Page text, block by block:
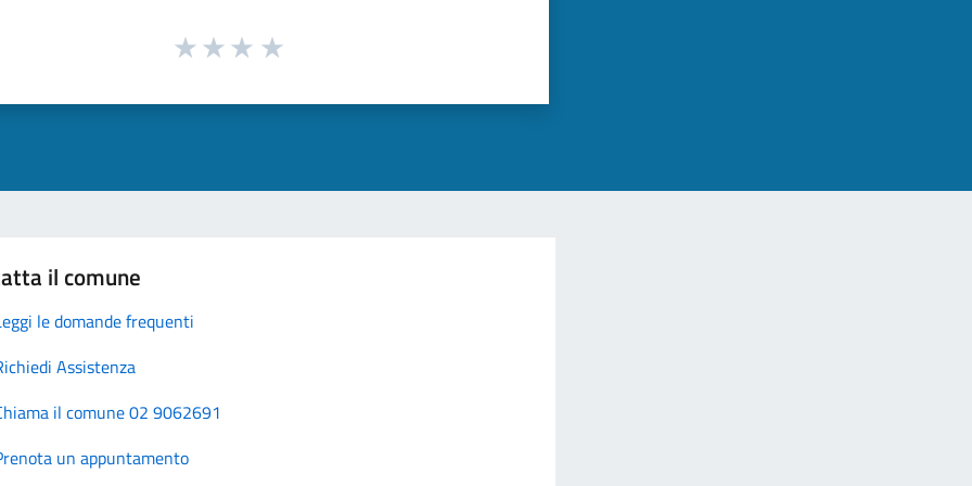
il comune
le domande frequenti
Assistenza
il comune 02 9062691
un appuntamento